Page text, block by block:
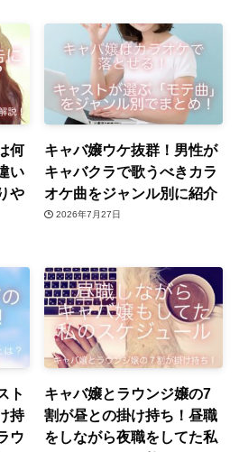
何
い
や
キャバ嬢ウケ抜群！男性が
キャバクラで歌うべきカラ
オケ曲をジャンル別に紹介
2026年7月27日
ト
持
ウ
キャバ嬢とラウンジ嬢の7
割が昼との掛け持ち！昼職
をしながら夜職をしてた私